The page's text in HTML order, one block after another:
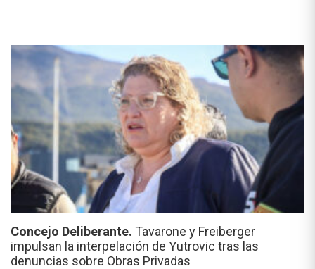
Concejo Deliberante. Tavarone y Freiberger
impulsan la interpelación de Yutrovic tras las
denuncias sobre Obras Privadas